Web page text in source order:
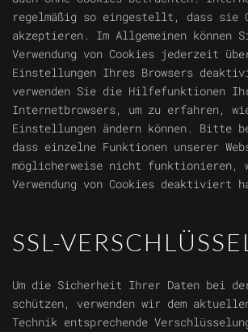
regelmäßig so eingestellt, dass sie
akzeptieren. Im Allgemeinen können
Verwendung von Cookies jederzeit
Einstellungen Ihres Browsers
verwenden Sie die Hilfefunktionen
Internetbrowsers, um zu erfahren,
Einstellungen ändern können. Bitte
dass einzelne Funktionen unserer
möglicherweise nicht funktionieren,
Verwendung von Cookies deaktiviert
SSL-
Um die Sicherheit Ihrer Daten bei
schützen, verwenden wir dem
Technik entsprechende